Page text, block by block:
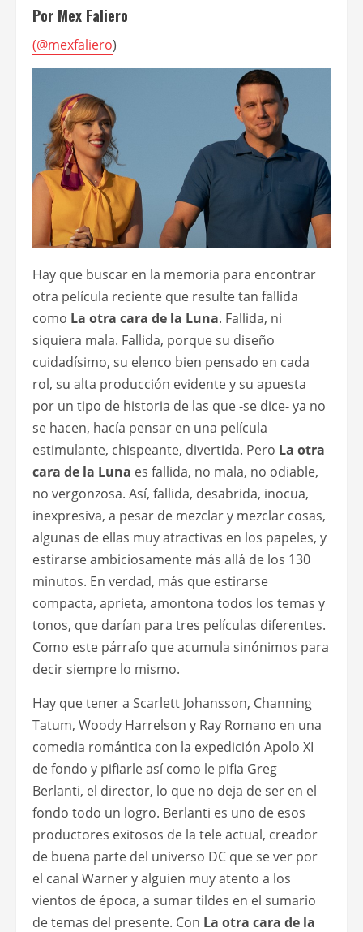
Por Mex Faliero
(@mexfaliero)
Hay que buscar en la memoria para encontrar
otra película reciente que resulte tan fallida
como La otra cara de la Luna. Fallida, ni
siquiera mala. Fallida, porque su diseño
cuidadísimo, su elenco bien pensado en cada
rol, su alta producción evidente y su apuesta
por un tipo de historia de las que -se dice- ya no
se hacen, hacía pensar en una película
estimulante, chispeante, divertida. Pero La otra
cara de la Luna es fallida, no mala, no odiable,
no vergonzosa. Así, fallida, desabrida, inocua,
inexpresiva, a pesar de mezclar y mezclar cosas,
algunas de ellas muy atractivas en los papeles, y
estirarse ambiciosamente más allá de los 130
minutos. En verdad, más que estirarse
compacta, aprieta, amontona todos los temas y
tonos, que darían para tres películas diferentes.
Como este párrafo que acumula sinónimos para
decir siempre lo mismo.
Hay que tener a Scarlett Johansson, Channing
Tatum, Woody Harrelson y Ray Romano en una
comedia romántica con la expedición Apolo XI
de fondo y pifiarle así como le pifia Greg
Berlanti, el director, lo que no deja de ser en el
fondo todo un logro. Berlanti es uno de esos
productores exitosos de la tele actual, creador
de buena parte del universo DC que se ver por
el canal Warner y alguien muy atento a los
vientos de época, a sumar tildes en el sumario
de temas del presente. Con La otra cara de la